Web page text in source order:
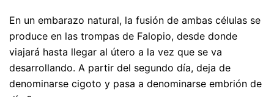
En un embarazo natural, la fusión de ambas células se
produce en las trompas de Falopio, desde donde
viajará hasta llegar al útero a la vez que se va
desarrollando. A partir del segundo día, deja de
denominarse cigoto y pasa a denominarse embrión de